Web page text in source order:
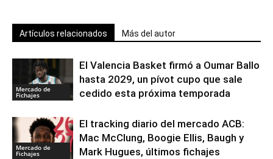
Artículos relacionados Más del autor
Mercado de
Fichajes
El Valencia Basket firmó a Oumar Ballo
hasta 2029, un pívot cupo que sale
cedido esta próxima temporada
Mercado de
Fichajes
El tracking diario del mercado ACB:
Mac McClung, Boogie Ellis, Baugh y
Mark Hugues, últimos fichajes